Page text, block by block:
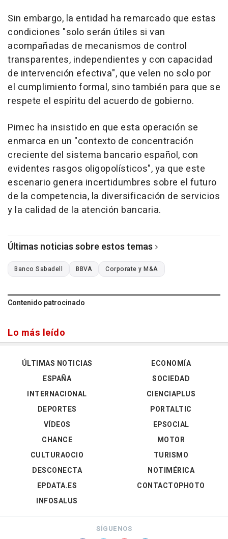
Sin embargo, la entidad ha remarcado que estas
condiciones "solo serán útiles si van
acompañadas de mecanismos de control
transparentes, independientes y con capacidad
de intervención efectiva", que velen no solo por
el cumplimiento formal, sino también para que se
respete el espíritu del acuerdo de gobierno.
Pimec ha insistido en que esta operación se
enmarca en un "contexto de concentración
creciente del sistema bancario español, con
evidentes rasgos oligopolísticos", ya que este
escenario genera incertidumbres sobre el futuro
de la competencia, la diversificación de servicios
y la calidad de la atención bancaria.
Últimas noticias sobre estos temas
Banco Sabadell BBVA Corporate y M&A
Contenido patrocinado
Lo más leído
ÚLTIMAS NOTICIAS
ESPAÑA
INTERNACIONAL
DEPORTES
VÍDEOS
ECONOMÍA
SOCIEDAD
CIENCIAPLUS
PORTALTIC
EPSOCIAL
CHANCE
CULTURAOCIO
DESCONECTA
EPDATA.ES
INFOSALUS
MOTOR
TURISMO
NOTIMÉRICA
CONTACTOPHOTO
SÍGUENOS